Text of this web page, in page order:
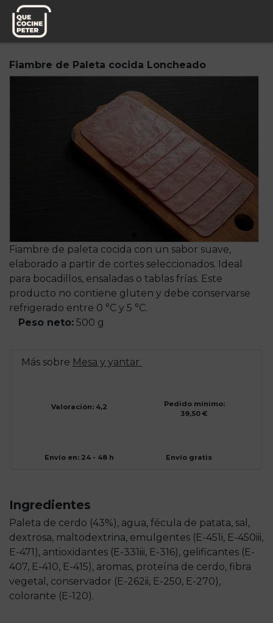
Pedido semanal
Fiambre de Paleta cocida Loncheado
Fiambre de paleta cocida con un sabor suave,
elaborado a partir de cortes seleccionados. Ideal
para bocadillos, ensaladas o tablas frías. Este
producto no contiene gluten y debe conservarse
refrigerado entre 0 °C y 5 °C.
Peso neto: 500 g
Más sobre Mesa y yantar
Valoración: 4,2
Pedido mínimo:
39,50 €
Envío en: 24 - 48 h Envío gratis
Ingredientes
Paleta de cerdo (43%), agua, fécula de patata, sal,
dextrosa, maltodextrina, emulgentes (E-451i, E-450iii,
E-471), antioxidantes (E-331iii, E-316), gelificantes (E-
407, E-410, E-415), aromas, proteína de cerdo, fibra
vegetal, conservador (E-262ii, E-250, E-270),
colorante (E-120).